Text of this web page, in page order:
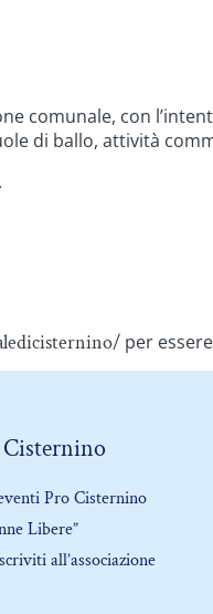
comunale, con
di ballo, attività
per
Pro Cisternino
Libere”
all’associazione